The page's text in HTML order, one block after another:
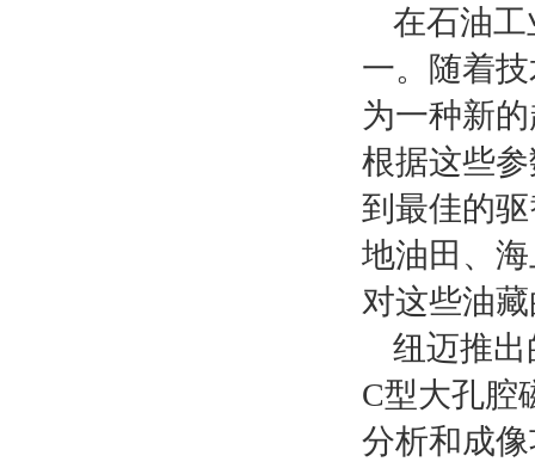
在石油
一。随着
为一种新
根据这些
到最佳的
地油田、
对这些油
纽迈推出
C型大孔腔
分析和成